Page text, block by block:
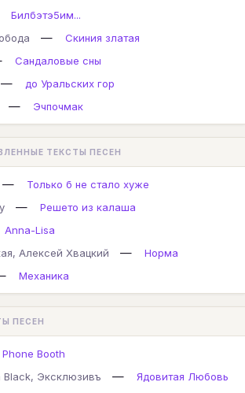
Билбэтэ5им...
—
Скиния златая
Сандаловые сны
—
до Уральских гор
— Эчпочмак
ТЕКСТЫ ПЕСЕН
—
Только б не стало хуже
—
Решето из калаша
Anna-Lisa
Алексей Хвацкий
—
Норма
Механика
ПЕСЕН
Phone Booth
Black, Эксклюзивъ
— Ядовитая Любовь